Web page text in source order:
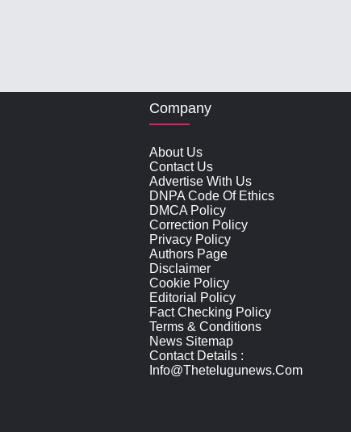
Company
About Us
Contact Us
Advertise With Us
DNPA Code Of Ethics
DMCA Policy
Correction Policy
Privacy Policy
Authors Page
Disclaimer
Cookie Policy
Editorial Policy
Fact Checking Policy
Terms & Conditions
News Sitemap
Contact Details :
Info@thetelugunews.com